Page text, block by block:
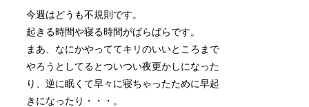
今週はどうも不規則です。
起きる時間や寝る時間がばらばらです。
まあ、なにかやっててキリのいいところまで
やろうとしてるとついつい夜更かしになった
り、逆に眠くて早々に寝ちゃったために早起
きになったり・・・。